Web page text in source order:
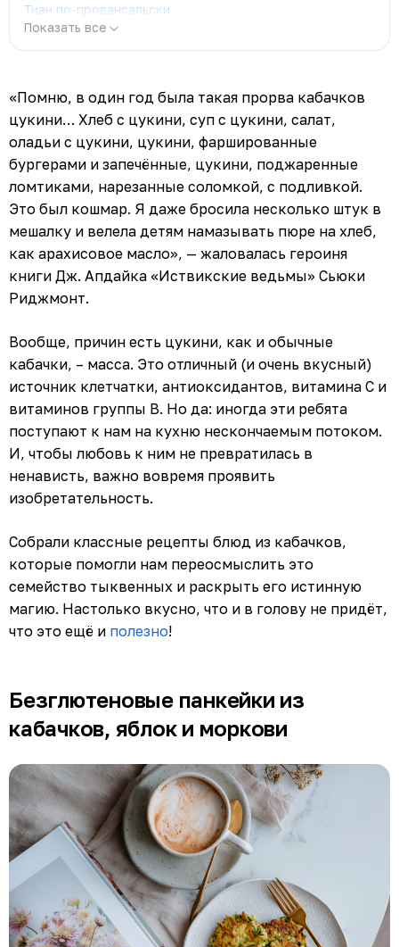
Тиан по-провансальски
Показать все
«Помню, в один год была такая прорва кабачков
цукини… Хлеб с цукини, суп с цукини, салат,
оладьи с цукини, цукини, фаршированные
бургерами и запечённые, цукини, поджаренные
ломтиками, нарезанные соломкой, с подливкой.
Это был кошмар. Я даже бросила несколько штук в
мешалку и велела детям намазывать пюре на хлеб,
как арахисовое масло», — жаловалась героиня
книги Дж. Апдайка «Иствикские ведьмы» Сьюки
Риджмонт.
Вообще, причин есть цукини, как и обычные
кабачки, – масса. Это отличный (и очень вкусный)
источник клетчатки, антиоксидантов, витамина С и
витаминов группы В. Но да: иногда эти ребята
поступают к нам на кухню нескончаемым потоком.
И, чтобы любовь к ним не превратилась в
ненависть, важно вовремя проявить
изобретательность.
Собрали классные рецепты блюд из кабачков,
которые помогли нам переосмыслить это
семейство тыквенных и раскрыть его истинную
магию. Настолько вкусно, что и в голову не придёт,
что это ещё и полезно!
Безглютеновые панкейки из
кабачков, яблок и моркови